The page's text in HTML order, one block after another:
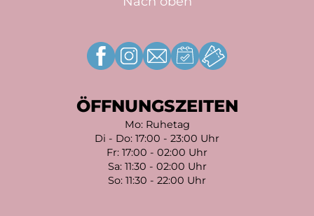
ÖFFNUNGSZEITEN
Mo: Ruhetag
Di - Do: 17:00 - 23:00 Uhr
Fr: 17:00 - 02:00 Uhr
Sa: 11:30 - 02:00 Uhr
So: 11:30 - 22:00 Uhr